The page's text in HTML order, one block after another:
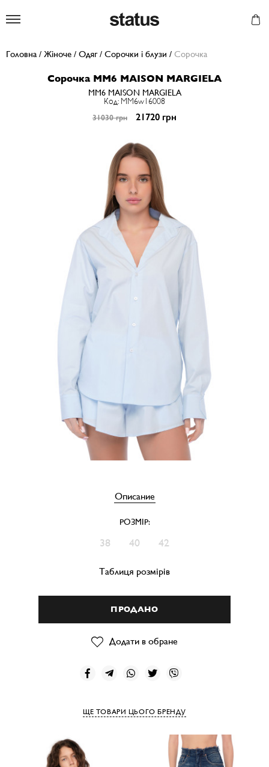
Головна / Жіноче / Одяг/ Сорочки і блузи / Сорочка
Сорочка MM6 MAISON MARGIELA
MM6 MAISON MARGIELA
Код: MM6w16008
31030 грн 21720 грн
Описание
РОЗМІР:
38 40 42
Таблиця розмірів
ПРОДАНО
Додати в обране
ЩЕ ТОВАРИ ЦЬОГО БРЕНДУ